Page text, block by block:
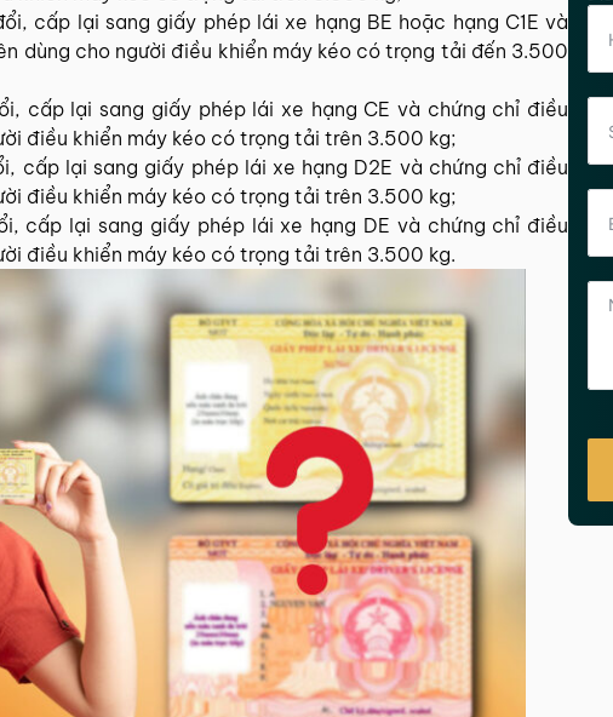
cấp lại sang giấy phép lái xe hạng BE hoặc hạng C1E và
dùng cho người điều khiển máy kéo có trọng tải đến 3.500
cấp lại sang giấy phép lái xe hạng CE và chứng chỉ điều
điều khiển máy kéo có trọng tải trên 3.500 kg;
cấp lại sang giấy phép lái xe hạng D2E và chứng chỉ điều
điều khiển máy kéo có trọng tải trên 3.500 kg;
cấp lại sang giấy phép lái xe hạng DE và chứng chỉ điều
điều khiển máy kéo có trọng tải trên 3.500 kg.